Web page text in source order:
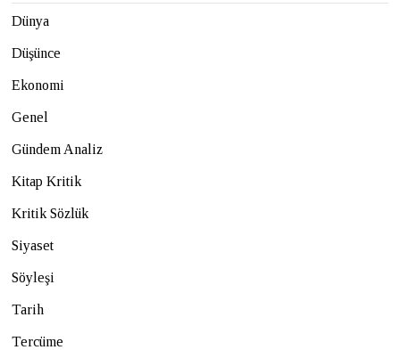
Dünya
Düşünce
Ekonomi
Genel
Gündem Analiz
Kitap Kritik
Kritik Sözlük
Siyaset
Söyleşi
Tarih
Tercüme